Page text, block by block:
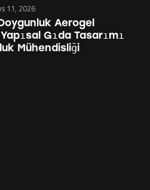
11, 2026
Aerogel
Gıda Tasarımı
Mühendisliği